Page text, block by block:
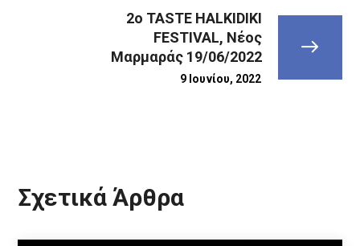
2o TASTE HALKIDIKI
FESTIVAL, Νέος
Μαρμαράς 19/06/2022
9 Ιουνίου, 2022
Σχετικά Άρθρα